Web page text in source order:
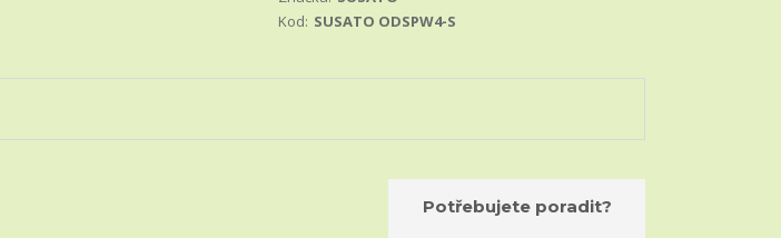
Kod: SUSATO ODSPW4-S
Potřebujete poradit?